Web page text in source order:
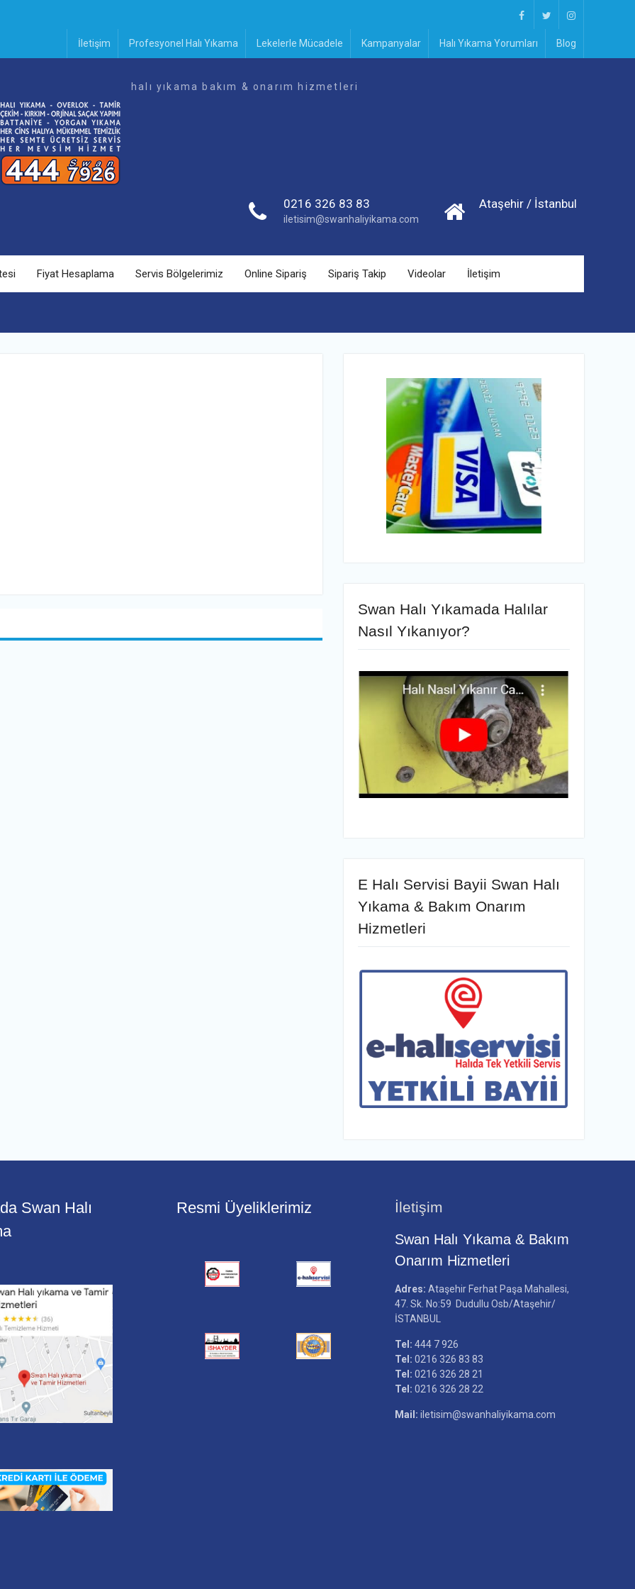
FacebookTwitter
İletişim
Profesyonel Halı Yıkama Lekelerle Mücadele Kampanyalar Halı Yıkama Yorumları Blog
halı yıkama bakım & onarım hizmetleri
0216 326 83 83
iletisim@swanhaliyikama.com
Ataşehir / İstanbul
Fiyat Hesaplama Servis Bölgelerimiz Online Sipariş Sipariş Takip Videolar İletişim
Swan Halı Yıkamada Halılar
Nasıl Yıkanıyor?
E Halı Servisi Bayii Swan Halı
Yıkama & Bakım Onarım
Hizmetleri
Swan Halı
Resmi Üyeliklerimiz İletişim
Swan Halı Yıkama & Bakım
Onarım Hizmetleri
Adres: Ataşehir Ferhat Paşa Mahallesi,
47. Sk. No:59 Dudullu Osb/Ataşehir/
İSTANBUL
Tel: 444 7 926
Tel: 0216 326 83 83
Tel: 0216 326 28 21
Tel: 0216 326 28 22
Mail: iletisim@swanhaliyikama.com